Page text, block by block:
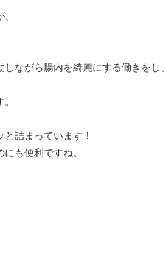
ながら腸内を綺麗にする働きをし、
詰まっています！
も便利ですね。